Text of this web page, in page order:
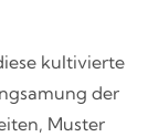
kultivierte
der
Muster